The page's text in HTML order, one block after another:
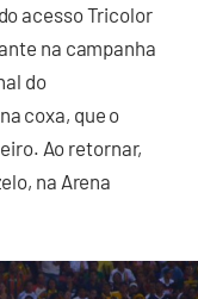
acesso Tricolor
na campanha
do
coxa, que o
Ao retornar,
na Arena